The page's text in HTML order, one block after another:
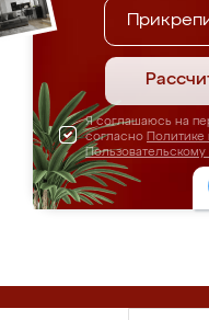
Я соглашаюсь на
согласно Политике